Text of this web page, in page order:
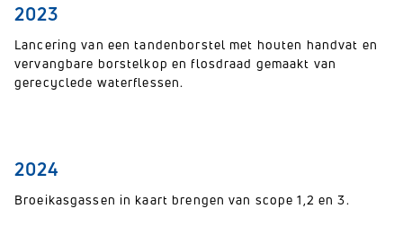
2023
Lancering van een tandenborstel met houten handvat en
vervangbare borstelkop en flosdraad gemaakt van
gerecyclede waterflessen.
2024
Broeikasgassen in kaart brengen van scope 1,2 en 3.